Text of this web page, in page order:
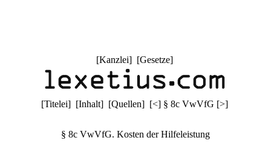
[Kanzlei] [Gesetze]
[Titelei] [Inhalt] [Quellen] [<] § 8c VwVfG [>]
§ 8c VwVfG. Kosten der Hilfeleistung